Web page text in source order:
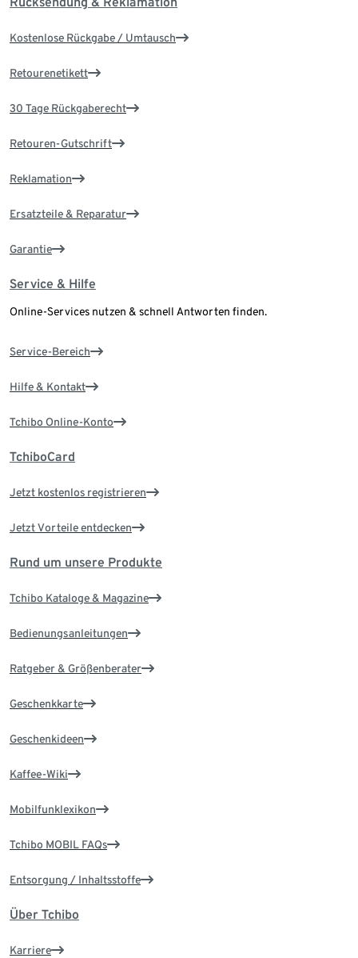
Kostenlose Rückgabe / Umtausch
Retourenetikett
30 Tage Rückgaberecht
Retouren-Gutschrift
Reklamation
Ersatzteile & Reparatur
Garantie
Service & Hilfe
Online-Services nutzen & schnell Antworten finden.
Service-Bereich
Hilfe & Kontakt
Tchibo Online-Konto
TchiboCard
Jetzt kostenlos registrieren
Jetzt Vorteile entdecken
Rund um unsere Produkte
Tchibo Kataloge & Magazine
Bedienungsanleitungen
Ratgeber & Größenberater
Geschenkkarte
Geschenkideen
Kaffee-Wiki
Mobilfunklexikon
Tchibo MOBIL FAQs
Entsorgung / Inhaltsstoffe
Über Tchibo
Karriere